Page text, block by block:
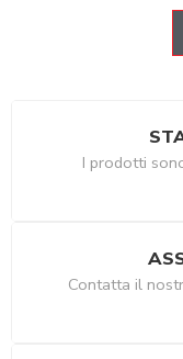
I prodotti
Contatta il